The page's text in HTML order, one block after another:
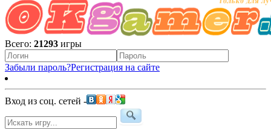
Всего: 21293 игры
Забыли пароль?Регистрация на сайте
Вход из соц. сетей -